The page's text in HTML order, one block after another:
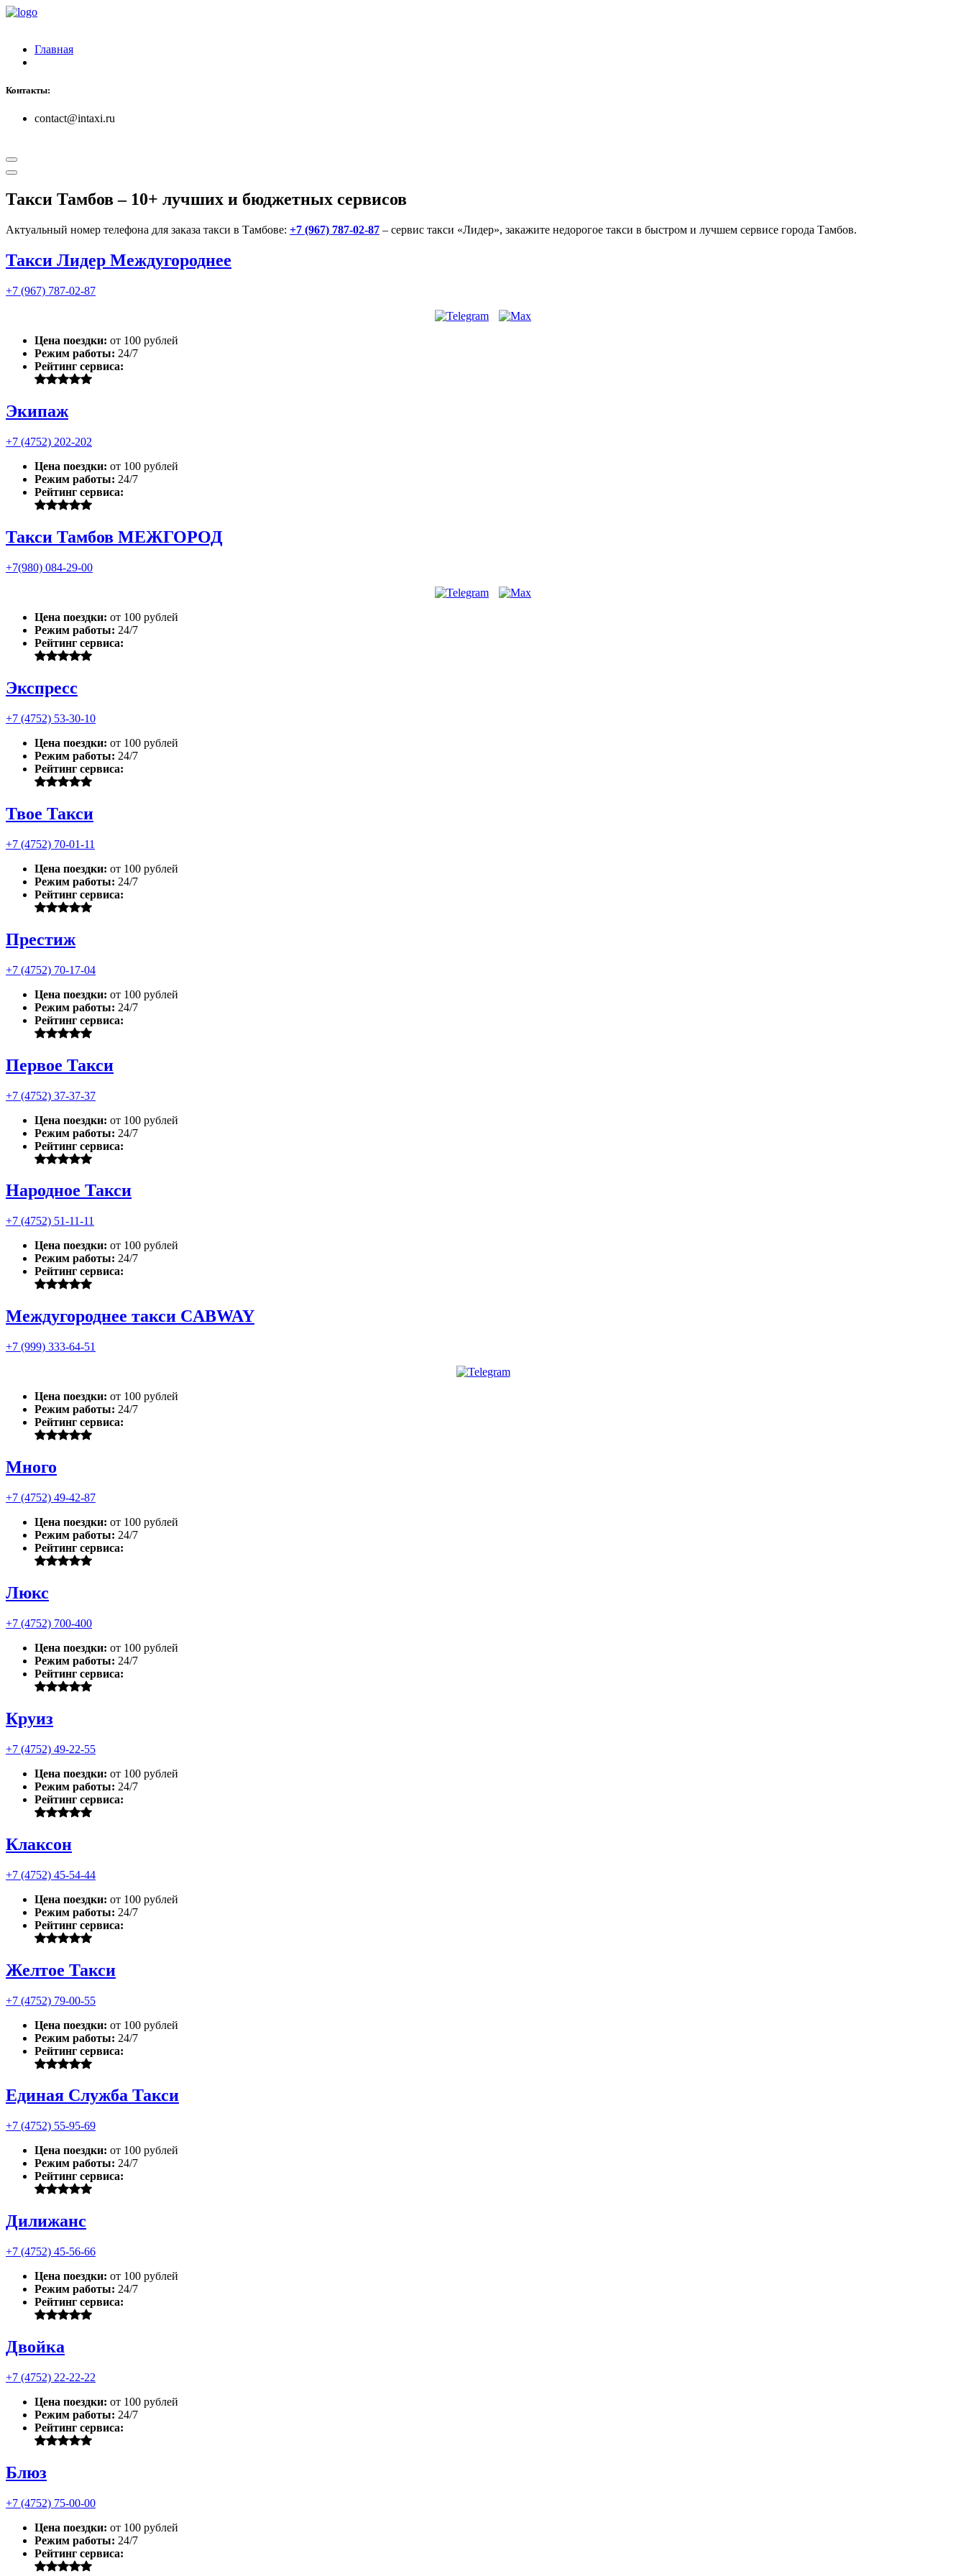
Главная
Контакты:
contact@intaxi.ru
Такси Тамбов– 10+ лучших и бюджетных сервисов
Актуальный номер телефона для заказа такси в Тамбове: +7 (967) 787-02-87 – сервис такси «Лидер», закажите недорогое такси в быстром и лучшем сервисе города Тамбов.
Такси Лидер Междугороднее
+7 (967) 787-02-87
Цена поездки: от 100 рублей
Режим работы: 24/7
Рейтинг сервиса:
Экипаж
+7 (4752) 202-202
Цена поездки: от 100 рублей
Режим работы: 24/7
Рейтинг сервиса:
Такси Тамбов МЕЖГОРОД
+7(980) 084-29-00
Цена поездки: от 100 рублей
Режим работы: 24/7
Рейтинг сервиса:
Экспресс
+7 (4752) 53-30-10
Цена поездки: от 100 рублей
Режим работы: 24/7
Рейтинг сервиса:
Твое Такси
+7 (4752) 70-01-11
Цена поездки: от 100 рублей
Режим работы: 24/7
Рейтинг сервиса:
Престиж
+7 (4752) 70-17-04
Цена поездки: от 100 рублей
Режим работы: 24/7
Рейтинг сервиса:
Первое Такси
+7 (4752) 37-37-37
Цена поездки: от 100 рублей
Режим работы: 24/7
Рейтинг сервиса:
Народное Такси
+7 (4752) 51-11-11
Цена поездки: от 100 рублей
Режим работы: 24/7
Рейтинг сервиса:
Междугороднее такси CABWAY
+7 (999) 333-64-51
Цена поездки: от 100 рублей
Режим работы: 24/7
Рейтинг сервиса:
Много
+7 (4752) 49-42-87
Цена поездки: от 100 рублей
Режим работы: 24/7
Рейтинг сервиса:
Люкс
+7 (4752) 700-400
Цена поездки: от 100 рублей
Режим работы: 24/7
Рейтинг сервиса:
Круиз
+7 (4752) 49-22-55
Цена поездки: от 100 рублей
Режим работы: 24/7
Рейтинг сервиса:
Клаксон
+7 (4752) 45-54-44
Цена поездки: от 100 рублей
Режим работы: 24/7
Рейтинг сервиса:
Желтое Такси
+7 (4752) 79-00-55
Цена поездки: от 100 рублей
Режим работы: 24/7
Рейтинг сервиса:
Единая Служба Такси
+7 (4752) 55-95-69
Цена поездки: от 100 рублей
Режим работы: 24/7
Рейтинг сервиса:
Дилижанс
+7 (4752) 45-56-66
Цена поездки: от 100 рублей
Режим работы: 24/7
Рейтинг сервиса:
Двойка
+7 (4752) 22-22-22
Цена поездки: от 100 рублей
Режим работы: 24/7
Рейтинг сервиса:
Блюз
+7 (4752) 75-00-00
Цена поездки: от 100 рублей
Режим работы: 24/7
Рейтинг сервиса: